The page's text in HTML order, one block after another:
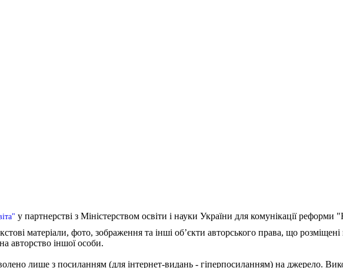
у партнерстві з Міністерством освіти і науки України для комунікації
матеріали, фото, зображення та інші об’єкти авторського права, що
авторство іншої особи.
лише з посиланням (для інтернет-видань - гіперпосиланням) на джерело.